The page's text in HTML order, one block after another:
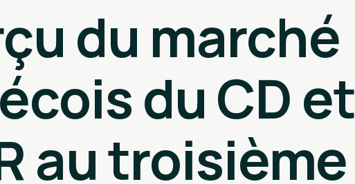
du marché
du CD et
au troisième